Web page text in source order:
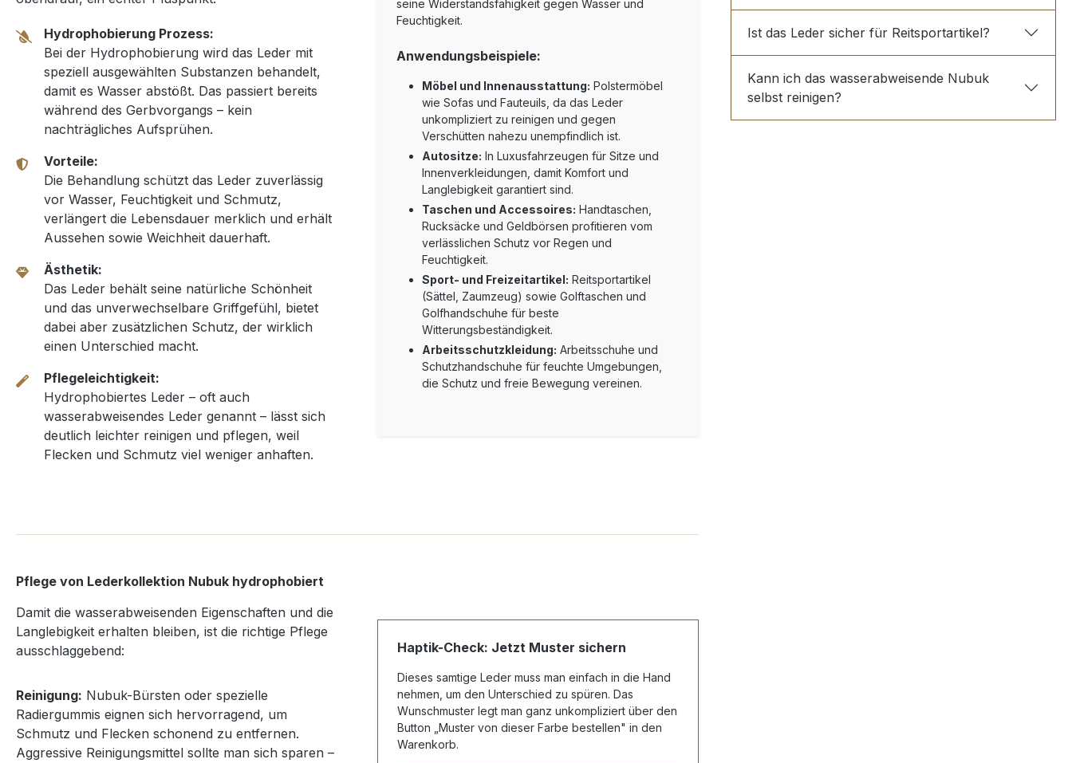
Hydrophobierung Prozess:
Bei der Hydrophobierung wird das Leder mit
speziell ausgewählten Substanzen behandelt,
damit es Wasser abstößt. Das passiert bereits
während des Gerbvorgangs – kein
nachträgliches Aufsprühen.
Vorteile:
Die Behandlung schützt das Leder zuverlässig
vor Wasser, Feuchtigkeit und Schmutz,
verlängert die Lebensdauer merklich und erhält
Aussehen sowie Weichheit dauerhaft.
Ästhetik:
Das Leder behält seine natürliche Schönheit
und das unverwechselbare Griffgefühl, bietet
dabei aber zusätzlichen Schutz, der wirklich
einen Unterschied macht.
Pflegeleichtigkeit:
Hydrophobiertes Leder – oft auch
wasserabweisendes Leder genannt – lässt sich
deutlich leichter reinigen und pflegen, weil
Flecken und Schmutz viel weniger anhaften.
seine Widerstandsfähigkeit gegen Wasser und
Feuchtigkeit.
Anwendungsbeispiele:
Möbel und Innenausstattung: Polstermöbel
wie Sofas und Fauteuils, da das Leder
unkompliziert zu reinigen und gegen
Verschütten nahezu unempfindlich ist.
Autositze: In Luxusfahrzeugen für Sitze und
Innenverkleidungen, damit Komfort und
Langlebigkeit garantiert sind.
Taschen und Accessoires: Handtaschen,
Rucksäcke und Geldbörsen profitieren vom
verlässlichen Schutz vor Regen und
Feuchtigkeit.
Sport- und Freizeitartikel: Reitsportartikel
(Sättel, Zaumzeug) sowie Golftaschen und
Golfhandschuhe für beste
Witterungsbeständigkeit.
Arbeitsschutzkleidung: Arbeitsschuhe und
Schutzhandschuhe für feuchte Umgebungen,
die Schutz und freie Bewegung vereinen.
Pflege von Lederkollektion Nubuk hydrophobiert
Damit die wasserabweisenden Eigenschaften und die
Langlebigkeit erhalten bleiben, ist die richtige Pflege
ausschlaggebend:
Reinigung: Nubuk-Bürsten oder spezielle
Radiergummis eignen sich hervorragend, um
Schmutz und Flecken schonend zu entfernen.
Aggressive Reinigungsmittel sollte man sich sparen –
Haptik-Check: Jetzt Muster sichern
Dieses samtige Leder muss man einfach in die Hand
nehmen, um den Unterschied zu spüren. Das
Wunschmuster legt man ganz unkompliziert über den
Button „Muster von dieser Farbe bestellen" in den
Warenkorb.
Ist das Leder sicher für Reitsportartikel?
Kann ich das wasserabweisende Nubuk
selbst reinigen?